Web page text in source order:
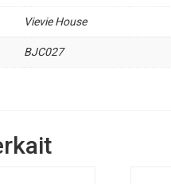
Vievie House
BJC027